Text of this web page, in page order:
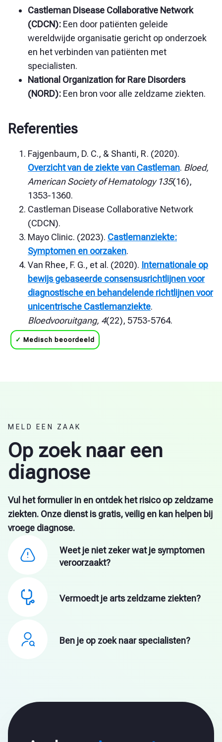
Castleman Disease Collaborative Network
(CDCN): Een door patiënten geleide
wereldwijde organisatie gericht op onderzoek
en het verbinden van patiënten met
specialisten.
National Organization for Rare Disorders
(NORD): Een bron voor alle zeldzame ziekten.
Referenties
Fajgenbaum, D. C., & Shanti, R. (2020).
Overzicht van de ziekte van Castleman. Bloed,
American Society of Hematology 135(16),
1353-1360.
Castleman Disease Collaborative Network
(CDCN).
Mayo Clinic. (2023). Castlemanziekte:
Symptomen en oorzaken.
Van Rhee, F. G., et al. (2020). Internationale op
bewijs gebaseerde consensusrichtlijnen voor
diagnostische en behandelende richtlijnen voor
unicentrische Castlemanziekte.
Bloedvooruitgang, 4(22), 5753-5764.
✓ Medisch beoordeeld
MELD EEN ZAAK
Op zoek naar een
diagnose
Vul het formulier in en ontdek het risico op zeldzame
ziekten. Onze dienst is gratis, veilig en kan helpen bij
vroege diagnose.
Weet je niet zeker wat je symptomen
veroorzaakt?
Vermoedt je arts zeldzame ziekten?
Ben je op zoek naar specialisten?